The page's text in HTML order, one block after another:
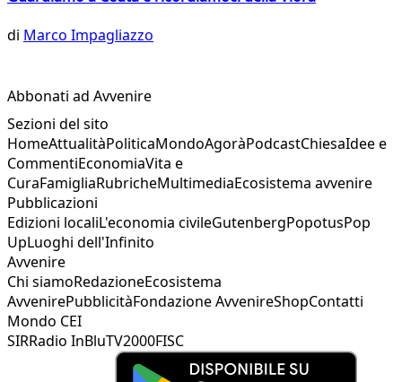
di Marco Impagliazzo
Abbonati ad Avvenire
Sezioni del sito
HomeAttualitàPoliticaMondoAgoràPodcastChiesaIdee e
CommentiEconomiaVita e
CuraFamigliaRubricheMultimediaEcosistema avvenire
Pubblicazioni
Edizioni localiL'economia civileGutenbergPopotusPop
UpLuoghi dell'Infinito
Avvenire
Chi siamoRedazioneEcosistema
AvvenirePubblicitàFondazione AvvenireShopContatti
Mondo CEI
SIRRadio InBluTV2000FISC